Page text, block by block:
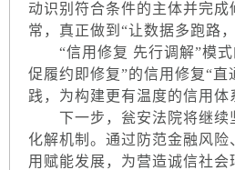
动识别符合条件的主体并完
常，真正做到“让数据多跑路
“信用修复 先行调解”模式
促履约即修复”的信用修复“
践，为构建更有温度的信用体
下一步，瓮安法院将继续
化解机制。通过防范金融风
用赋能发展，为营造诚信社